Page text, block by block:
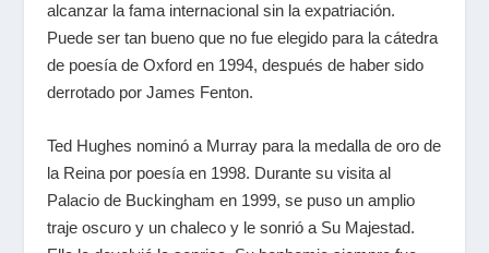
alcanzar la fama internacional sin la expatriación.
Puede ser tan bueno que no fue elegido para la cátedra
de poesía de Oxford en 1994, después de haber sido
derrotado por James Fenton.
Ted Hughes nominó a Murray para la medalla de oro de
la Reina por poesía en 1998. Durante su visita al
Palacio de Buckingham en 1999, se puso un amplio
traje oscuro y un chaleco y le sonrió a Su Majestad.